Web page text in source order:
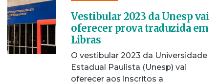
Vestibular 2023 da Unesp vai
oferecer prova traduzida em
Libras
O vestibular 2023 da Universidade
Estadual Paulista (Unesp) vai
oferecer aos inscritos a